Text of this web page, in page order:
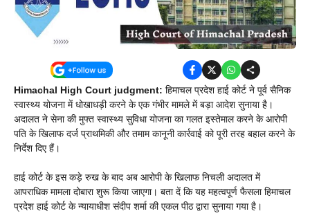
Himachal High Court judgment: हिमाचल प्रदेश हाई कोर्ट ने पूर्व सैनिक
स्वास्थ्य योजना में धोखाधड़ी करने के एक गंभीर मामले में बड़ा आदेश सुनाया है।
अदालत ने सेना की मुफ्त स्वास्थ्य सुविधा योजना का गलत इस्तेमाल करने के आरोपी
पति के खिलाफ दर्ज प्राथमिकी और तमाम कानूनी कार्रवाई को पूरी तरह बहाल करने के
निर्देश दिए हैं।
हाई कोर्ट के इस कड़े रुख के बाद अब आरोपी के खिलाफ निचली अदालत में
आपराधिक मामला दोबारा शुरू किया जाएगा। बता दें कि यह महत्वपूर्ण फैसला हिमाचल
प्रदेश हाई कोर्ट के न्यायाधीश संदीप शर्मा की एकल पीठ द्वारा सुनाया गया है।